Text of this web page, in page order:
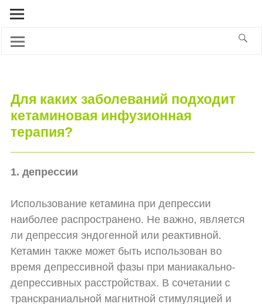
Для каких заболеваний подходит
кетаминовая инфузионная
терапия?
1. депрессии
Использование кетамина при депрессии
наиболее распространено. Не важно, является
ли депрессия эндогенной или реактивной.
Кетамин также может быть использован во
время депрессивной фазы при маниакально-
депрессивных расстройствах. В сочетании с
транскраниальной магнитной стимуляцией и